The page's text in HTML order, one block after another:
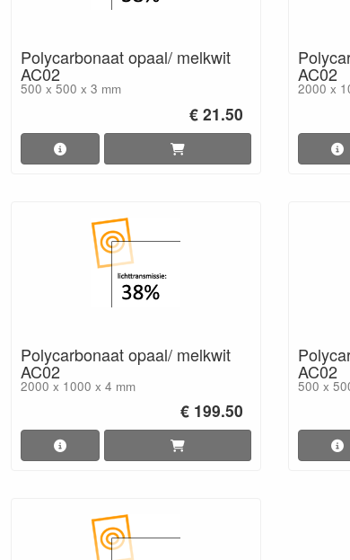
Polycarbonaat opaal/ melkwit
AC02
500 x 500 x 3 mm
€ 21.50
AC02
2000 x
Polycarbonaat opaal/ melkwit
AC02
2000 x 1000 x 4 mm
€ 199.50
AC02
500 x